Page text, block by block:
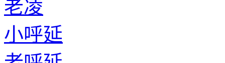
老凌
小呼延